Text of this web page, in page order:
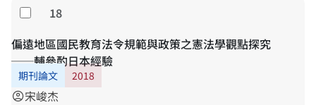
勾選
18
偏遠地區國民教育法令規範與政策之憲法學觀點探究
──輔參酌日本經驗
期刊論文 2018
account_circle宋峻杰